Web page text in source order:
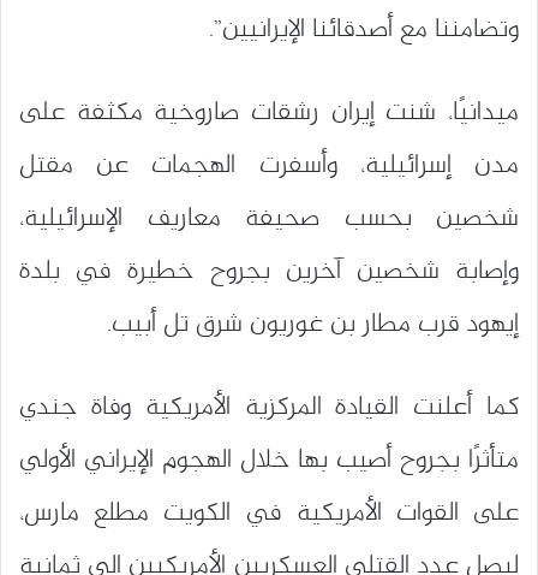
وتضامننا مع أصدقائنا الإيرانيين”.
ميدانيًا، شنت إيران رشقات صاروخية مكثفة على
مدن إسرائيلية، وأسفرت الهجمات عن مقتل
شخصين بحسب صحيفة معاريف الإسرائيلية،
وإصابة شخصين آخرين بجروح خطيرة في بلدة
إيهود قرب مطار بن غوريون شرق تل أبيب.
كما أعلنت القيادة المركزية الأمريكية وفاة جندي
متأثرًا بجروح أصيب بها خلال الهجوم الإيراني الأولي
على القوات الأمريكية في الكويت مطلع مارس،
ليصل عدد القتلى العسكريين الأمريكيين إلى ثمانية